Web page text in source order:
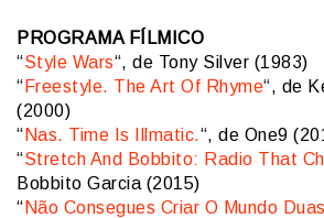
PROGRAMA FÍLMICO
“Style Wars“, de Tony Silver (1983)
“ Freestyle. The Art Of Rhyme“, de
(2000)
“ Nas. Time Is Illmatic.“, de One9
“Stretch And Bobbito: Radio That
Bobbito Garcia (2015)
“ Não Consegues Criar O Mundo